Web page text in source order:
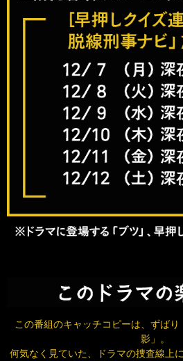
この番組のキャッチコピーは、ずば
影」。
何気なく見ていた、ドラマの捜査線上